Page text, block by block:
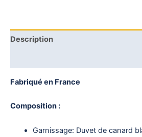
Description
Fabriqué en France
Composition :
Garnissage: Duvet de canard